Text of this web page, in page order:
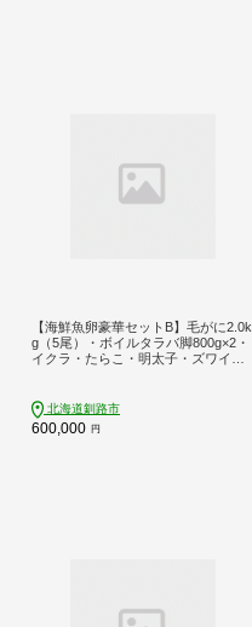
【海鮮魚卵豪華セットB】毛がに2.0k
g（5尾）・ボイルタラバ脚800g×2・
イクラ・たらこ・明太子・ズワイ蟹
北海道釧路市
600,000 円